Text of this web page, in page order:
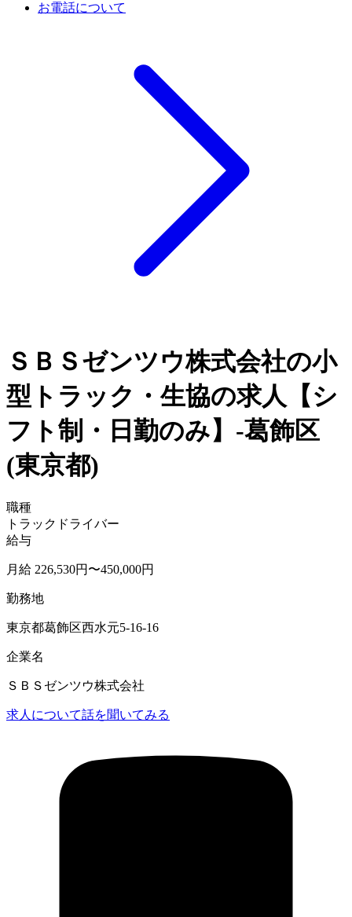
お電話について
ＳＢＳゼンツウ株式会社の小
型トラック・生協の求人【シ
フト制・日勤のみ】-葛飾区
(東京都)
職種
トラックドライバー
給与
月給 226,530円〜450,000円
勤務地
東京都葛飾区西水元5-16-16
企業名
ＳＢＳゼンツウ株式会社
求人について話を聞いてみる